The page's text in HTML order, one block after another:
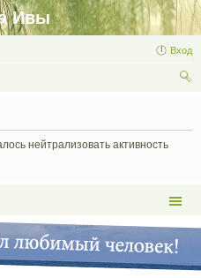
Ивы
Вход
нейтрализовать активность